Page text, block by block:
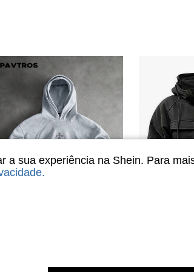
R$99,16
a sua experiência na Shein. Para
.